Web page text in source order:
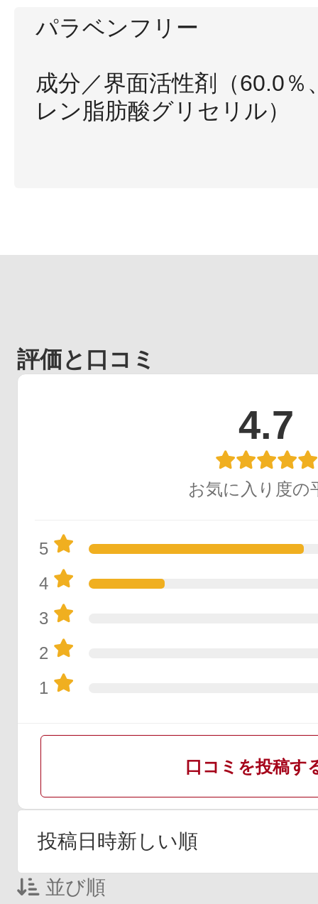
スキンケア
健康食品／サプ
ファッション
ギフト
ご利用ガイド
よくあるご質問
パラベンフリー
成分／界面活性剤（60.0
レン脂肪酸グリセリル）
評価と口コミ
4.7
お気に入り度の
5
4
3
2
1
口コミを投稿す
並び順